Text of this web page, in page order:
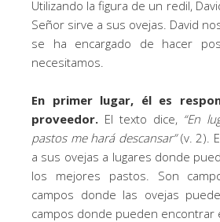
Utilizando la figura de un redil,
Señor sirve a sus ovejas. David
se ha encargado de hacer
necesitamos.
En primer lugar, él es
proveedor. El texto dice, “En
pastos me hará descansar”(v. 2).
a sus ovejas a lugares donde
los mejores pastos. Son
campos donde las ovejas
campos donde pueden encontrar